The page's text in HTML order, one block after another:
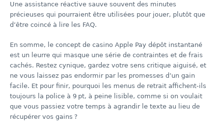
Une assistance réactive sauve souvent des minutes
précieuses qui pourraient être utilisées pour jouer, plutôt que
d’être coincé à lire les FAQ.
En somme, le concept de casino Apple Pay dépôt instantané
est un leurre qui masque une série de contraintes et de frais
cachés. Restez cynique, gardez votre sens critique aiguisé, et
ne vous laissez pas endormir par les promesses d’un gain
facile. Et pour finir, pourquoi les menus de retrait affichent-ils
toujours la police à 9 pt, à peine lisible, comme si on voulait
que vous passiez votre temps à agrandir le texte au lieu de
récupérer vos gains ?